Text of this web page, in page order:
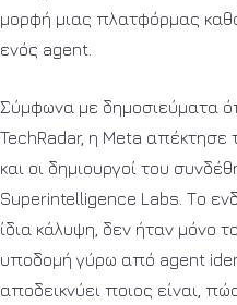
μορφή μιας πλατφόρμας
ενός agent.
Σύμφωνα με δημοσιεύματα
TechRadar, η Meta απέκτησε
και οι δημιουργοί του
Superintelligence Labs. Το
ίδια κάλυψη, δεν ήταν μόνο
υποδομή γύρω από agent
αποδεικνύει ποιος είναι,